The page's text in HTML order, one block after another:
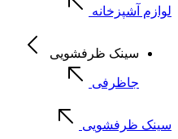
لوازم آشپزخانه
سینک ظرفشویی
جاظرفی
سینک ظرفشویی